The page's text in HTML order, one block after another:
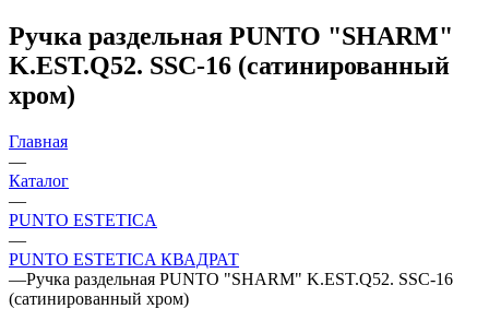
Ручка раздельная PUNTO "SHARM"
K.EST.Q52. SSC-16 (сатинированный
хром)
Главная
—
Каталог
—
PUNTO ESTETICA
—
PUNTO ESTETICA КВАДРАТ
—Ручка раздельная PUNTO "SHARM" K.EST.Q52. SSC-16
(сатинированный хром)